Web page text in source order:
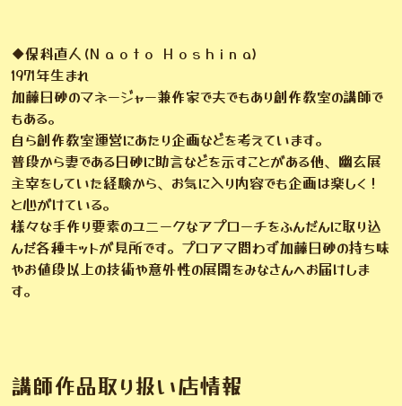
◆保科直人(N a o t o H o s h i n a)
1971年生まれ
加藤日砂のマネージャー兼作家で夫でもあり創作教室の講師で
もある。
自ら創作教室運営にあたり企画などを考えています。
普段から妻である日砂に助言などを示すことがある他、幽玄展
主宰をしていた経験から、お気に入り内容でも企画は楽しく！
と心がけている。
様々な手作り要素のユニークなアプローチをふんだんに取り込
んだ各種キットが見所です。プロアマ問わず加藤日砂の持ち味
やお値段以上の技術や意外性の展開をみなさんへお届けしま
す。
講師作品取り扱い店情報